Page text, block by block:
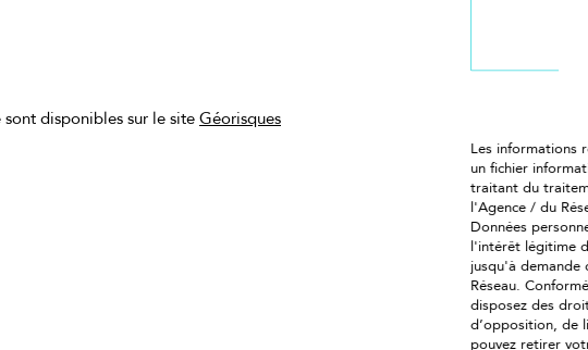
disponibles sur le site Géorisques
Les informations
un fichier
traitant du
l'Agence / du
Données
l'intérêt légitime
jusqu'à demande
Réseau.
disposez des
d’opposition, de
pouvez retirer